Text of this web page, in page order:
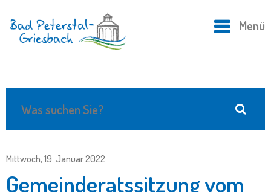
Menü
Mittwoch, 19. Januar 2022
Gemeinderatssitzung vom